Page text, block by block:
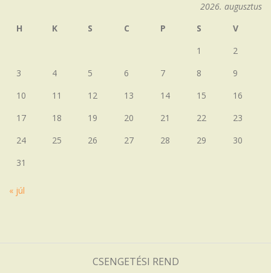
2026. augusztus
H
K S C P S
V
1
2
3
4 5 6 7 8
9
10
11 12 13 14 15
16
17
18 19 20 21 22
23
24
25 26 27 28 29
30
31
« júl
CSENGETÉSI REND